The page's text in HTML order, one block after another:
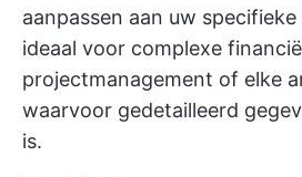
aanpassen aan uw
ideaal voor complexe
projectmanagement of elke
waarvoor gedetailleerd
is.